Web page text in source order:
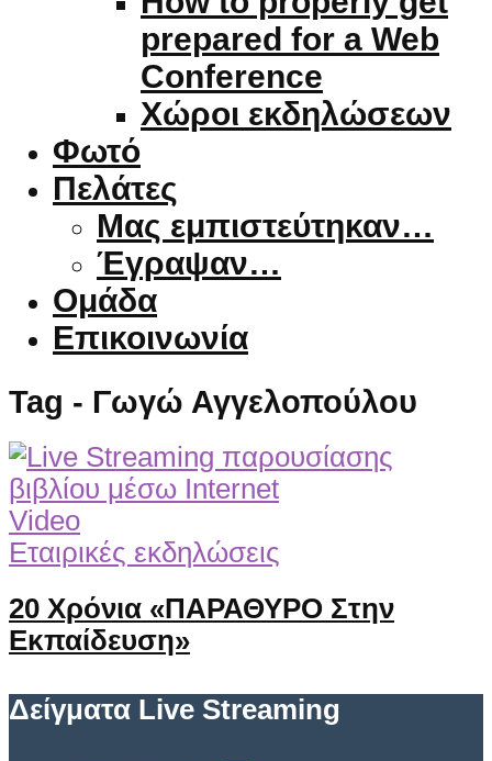
prepared for a Web
Conference
Χώροι εκδηλώσεων
Φωτό
Πελάτες
Μας εμπιστεύτηκαν…
Έγραψαν…
Ομάδα
Επικοινωνία
Tag - Γωγώ Αγγελοπούλου
Video
Εταιρικές εκδηλώσεις
20 Χρόνια «ΠΑΡΑΘΥΡΟ Στην
Εκπαίδευση»
Δείγματα Live Streaming